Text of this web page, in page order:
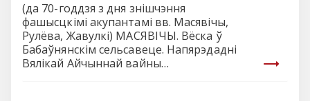
(да 70-годдзя з дня знішчэння
фашысцкімі акупантамі вв. Масявічы,
Рулёва, Жавулкі) МАСЯВІЧЫ. Вёска ў
Бабаўнянскім сельсавеце. Напярэдадні
Вялікай Айчыннай вайны…